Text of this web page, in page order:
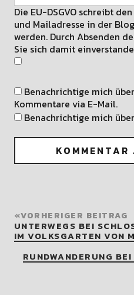
Die EU-DSGVO schreibt
und Mailadresse in der
werden. Durch Absenden
Sie sich damit
Benachrichtige mich
Kommentare via E-Mail.
Benachrichtige mich
VORHERIGER BEITRAG
UNTERWEGS BEI
IM VOLKSGARTEN VON
RUNDWANDERUNG